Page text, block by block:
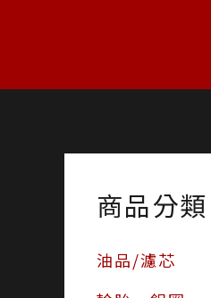
商品分類
油品/濾芯